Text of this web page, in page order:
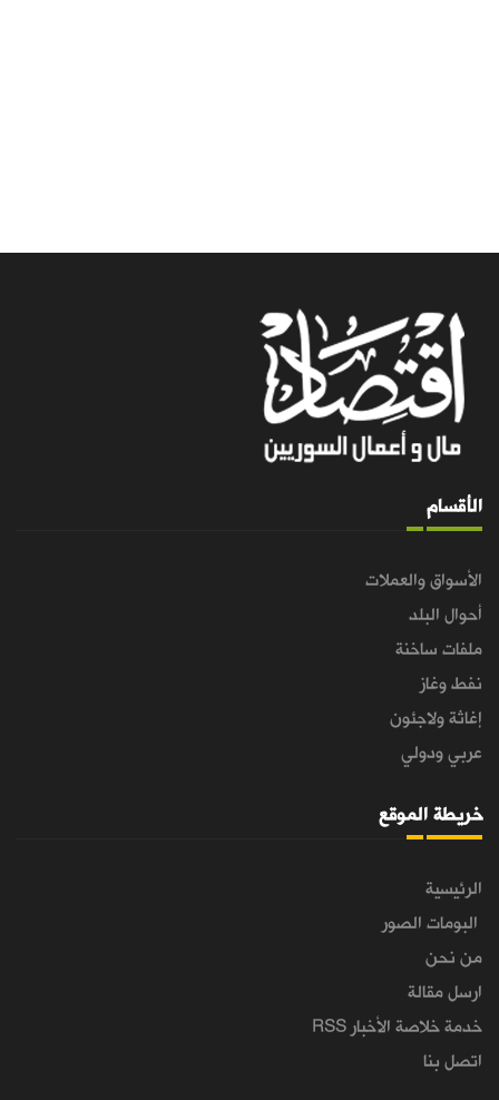
الأقسام
الأسواق والعملات
أحوال البلد
ملفات ساخنة
نفط وغاز
إغاثة ولاجئون
عربي ودولي
خريطة الموقع
الرئيسية
البومات الصور
من نحن
ارسل مقالة
خدمة خلاصة الأخبار RSS
اتصل بنا